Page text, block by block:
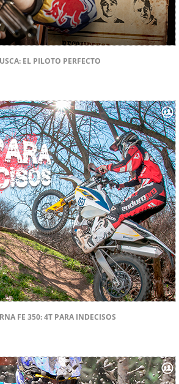
EL PILOTO PERFECTO
FE 350: 4T PARA INDECISOS